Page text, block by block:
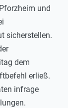
und
sicherstellen.
dem
erließ.
infrage